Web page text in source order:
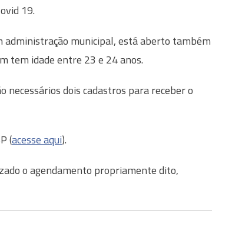
19.
administração municipal, está aberto também
tem idade entre 23 e 24 anos.
necessários dois cadastros para receber o
(acesse aqui).
o agendamento propriamente dito,